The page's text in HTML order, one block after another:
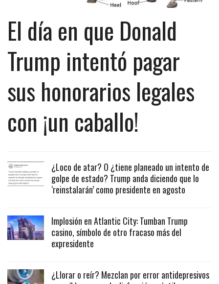
El día en que Donald
Trump intentó pagar
sus honorarios legales
con ¡un caballo!
¿Loco de atar? O ¿tiene planeado un intento de
golpe de estado? Trump anda diciendo que lo
‘reinstalarán’ como presidente en agosto
Implosión en Atlantic City: Tumban Trump
casino, símbolo de otro fracaso más del
expresidente
¿Llorar o reír? Mezclan por error antidepresivos